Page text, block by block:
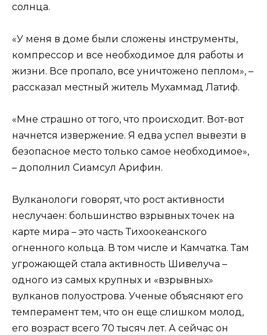
солнца.
«У меня в доме были сложены инструменты,
компрессор и все необходимое для работы и
жизни. Все пропало, все уничтожено пеплом», –
рассказал местный житель Мухаммад Латиф.
«Мне страшно от того, что происходит. Вот-вот
начнется извержение. Я едва успел вывезти в
безопасное место только самое необходимое»,
– дополнил Сиамсул Арифин.
Вулканологи говорят, что рост активности
неслучаен: большинство взрывных точек на
карте мира – это часть Тихоокеанского
огненного кольца. В том числе и Камчатка. Там
угрожающей стала активность Шивелуча –
одного из самых крупных и «взрывных»
вулканов полуострова. Ученые объясняют его
темперамент тем, что он еще слишком молод,
его возраст всего 70 тысяч лет. А сейчас он